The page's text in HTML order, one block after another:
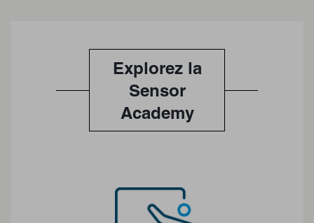
Explorez la
Sensor
Academy